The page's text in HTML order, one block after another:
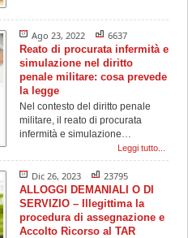
Ago 23, 2022
6637
Reato di procurata infermità e
simulazione nel diritto
penale militare: cosa prevede
la legge
Nel contesto del diritto penale
militare, il reato di procurata
infermità e simulazione…
Leggi tutto...
Dic 26, 2023
23795
ALLOGGI DEMANIALI O DI
SERVIZIO – Illegittima la
procedura di assegnazione e
Accolto Ricorso al TAR